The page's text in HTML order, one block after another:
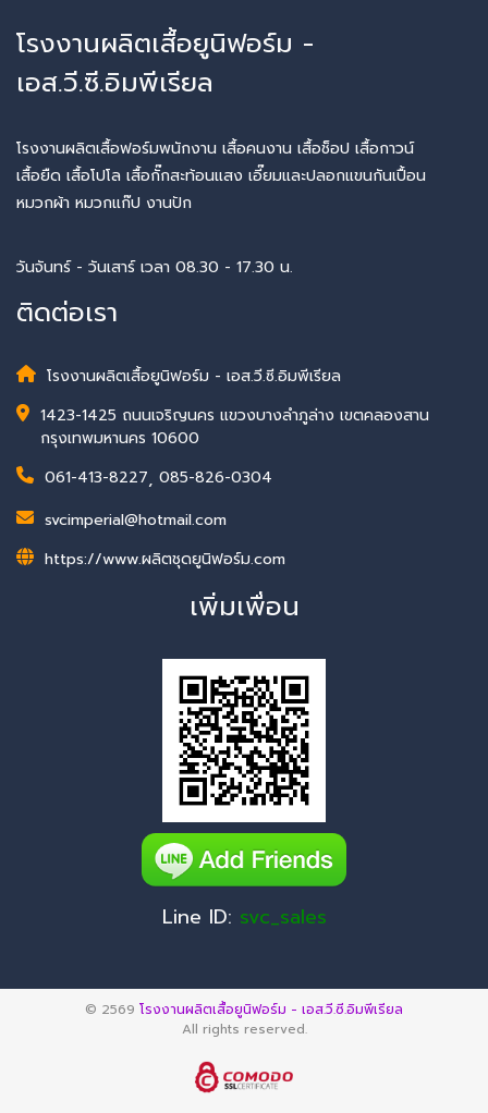
โรงงานผลิตเสื้อยูนิฟอร์ม -
เอส.วี.ซี.อิมพีเรียล
โรงงานผลิตเสื้อฟอร์มพนักงาน เสื้อคนงาน เสื้อช็อป เสื้อกาวน์
เสื้อยืด เสื้อโปโล เสื้อกั๊กสะท้อนแสง เอี๊ยมและปลอกแขนกันเปื้อน
หมวกผ้า หมวกแก๊ป งานปัก
วันจันทร์ - วันเสาร์ เวลา 08.30 - 17.30 น.
ติดต่อเรา
โรงงานผลิตเสื้อยูนิฟอร์ม - เอส.วี.ซี.อิมพีเรียล
1423-1425 ถนนเจริญนคร แขวงบางลำภูล่าง เขตคลองสาน
กรุงเทพมหานคร 10600
061-413-8227, 085-826-0304
svcimperial@hotmail.com
https://www.ผลิตชุดยูนิฟอร์ม.com
เพิ่มเพื่อน
Line ID: svc_sales
© 2569 โรงงานผลิตเสื้อยูนิฟอร์ม - เอส.วี.ซี.อิมพีเรียล
All rights reserved.